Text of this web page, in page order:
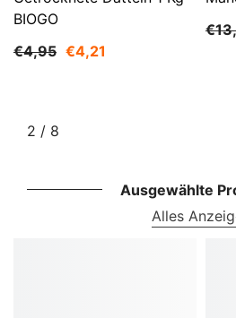
BIOGO
€4,95 €4,21
2 / von
8
Ausgewählte
Alles